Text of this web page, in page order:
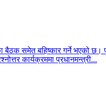
बैठक समेत बहिष्कार गर्ने भएको
कार्यक्रममा प्रधानमन्त्री...